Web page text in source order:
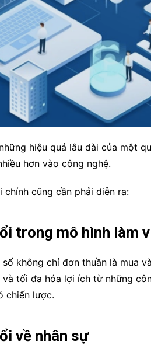
hiệu quả lâu dài của một
hơn vào công nghệ.
cũng cần phải diễn ra:
trong mô hình làm
không chỉ đơn thuần là mua
tối đa hóa lợi ích từ những
chiến lược.
về nhân sự